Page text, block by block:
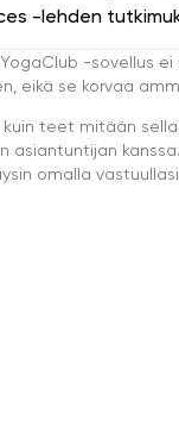
-lehden
-sovellus
eikä se korvaa
kuin teet mitään
asiantuntijan
omalla